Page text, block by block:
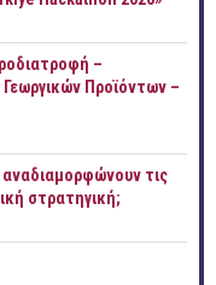
–
Προϊόντων –
αναδιαμορφώνουν τις
στρατηγική;